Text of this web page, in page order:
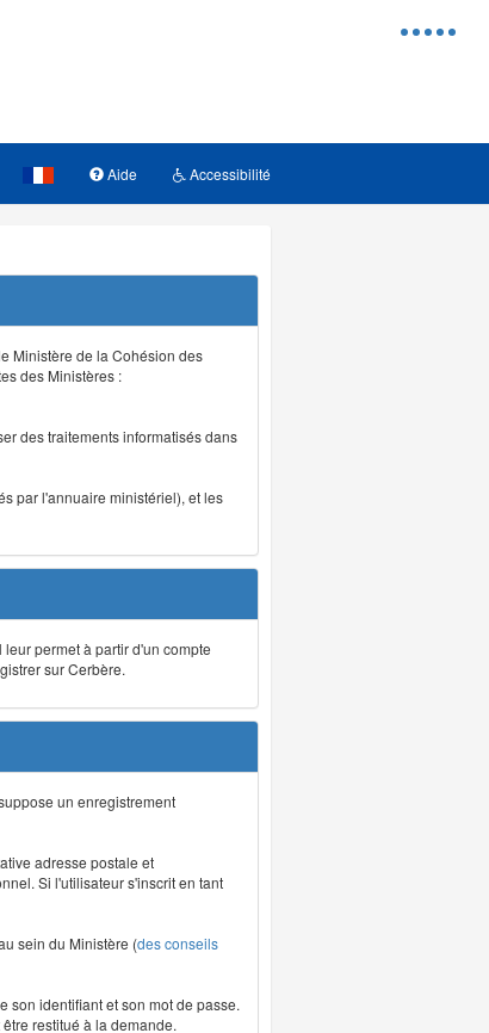
Menu
Aide Accessibilité
Ministère de la Cohésion des
des Ministères :
des traitements informatisés dans
par l'annuaire ministériel), et les
permet à partir d'un compte
sur Cerbère.
un enregistrement
adresse postale et
Si l'utilisateur s'inscrit en tant
sein du Ministère (des conseils
son identifiant et son mot de passe.
restitué à la demande.